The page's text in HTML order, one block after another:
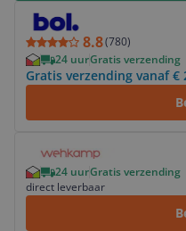
8.8(780)
24 uurGratis verzending
Gratis verzending vanaf
Bekijk product
24 uurGratis verzending
direct leverbaar